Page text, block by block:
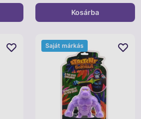
Kosárba
Saját márkás